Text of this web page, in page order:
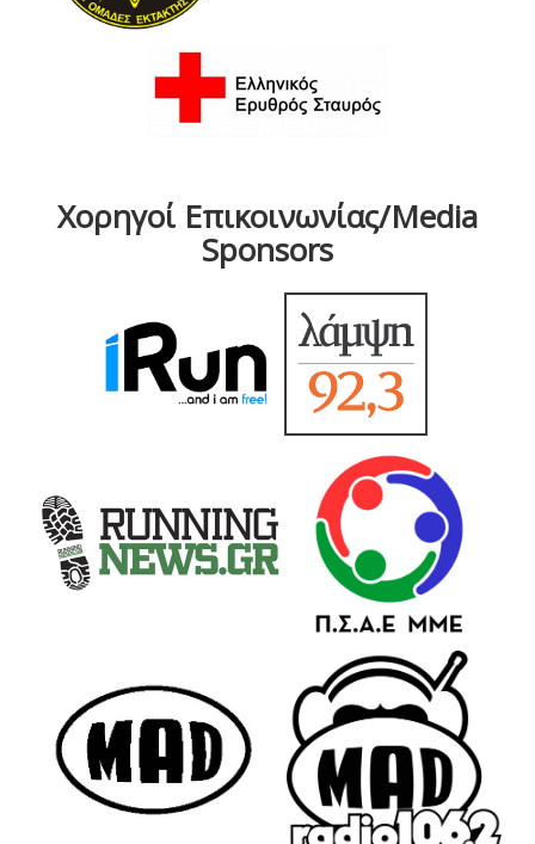
Χορηγοί Επικοινωνίας/Media
Sponsors